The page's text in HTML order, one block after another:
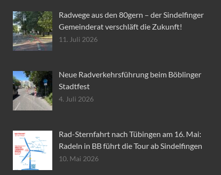
Radwege aus den 80gern – der Sindelfinger
Gemeinderat verschläft die Zukunft!
11. Juli 2026
Neue Radverkehrsführung beim Böblinger
Stadtfest
4. Juli 2026
Rad-Sternfahrt nach Tübingen am 16. Mai:
Radeln in BB führt die Tour ab Sindelfingen
10. Mai 2026